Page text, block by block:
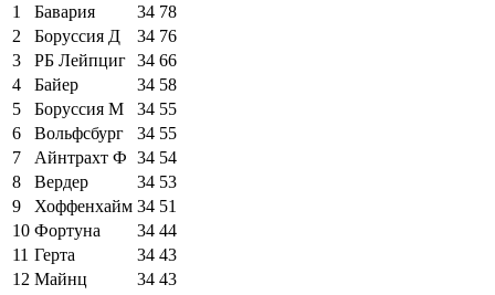
1
Бавария 34 78
2
Боруссия Д 34 76
3
РБ Лейпциг 34 66
4
Байер 34 58
5
Боруссия М 34 55
6
Вольфсбург 34 55
7
Айнтрахт Ф 34 54
8
Вердер 34 53
9
Хоффенхайм 34 51
10 Фортуна 34 44
11 Герта 34 43
12 Майнц 34 43